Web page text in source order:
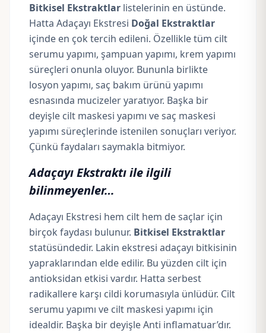
Bitkisel Ekstraktlar listelerinin en üstünde.
Hatta Adaçayı Ekstresi Doğal Ekstraktlar
içinde en çok tercih edileni. Özellikle tüm cilt
serumu yapımı, şampuan yapımı, krem yapımı
süreçleri onunla oluyor. Bununla birlikte
losyon yapımı, saç bakım ürünü yapımı
esnasında mucizeler yaratıyor. Başka bir
deyişle cilt maskesi yapımı ve saç maskesi
yapımı süreçlerinde istenilen sonuçları veriyor.
Çünkü faydaları saymakla bitmiyor.
Adaçayı Ekstraktı ile ilgili
bilinmeyenler…
Adaçayı Ekstresi hem cilt hem de saçlar için
birçok faydası bulunur. Bitkisel Ekstraktlar
statüsündedir. Lakin ekstresi adaçayı bitkisinin
yapraklarından elde edilir. Bu yüzden cilt için
antioksidan etkisi vardır. Hatta serbest
radikallere karşı cildi korumasıyla ünlüdür. Cilt
serumu yapımı ve cilt maskesi yapımı için
idealdir. Başka bir deyişle Anti inflamatuar’dır.